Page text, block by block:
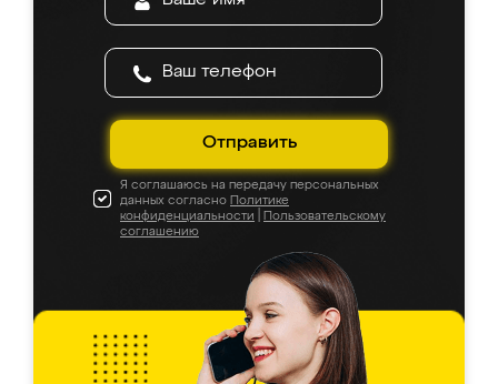
Отправить
Я соглашаюсь на передачу персональных
данных согласно Политике
конфиденциальности
Пользовательскому
соглашению